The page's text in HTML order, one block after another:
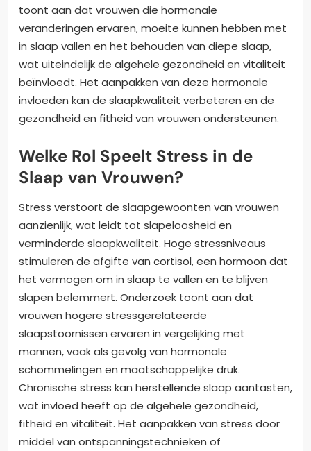
toont aan dat vrouwen die hormonale
veranderingen ervaren, moeite kunnen hebben met
in slaap vallen en het behouden van diepe slaap,
wat uiteindelijk de algehele gezondheid en vitaliteit
beïnvloedt. Het aanpakken van deze hormonale
invloeden kan de slaapkwaliteit verbeteren en de
gezondheid en fitheid van vrouwen ondersteunen.
Welke Rol Speelt Stress in de
Slaap van Vrouwen?
Stress verstoort de slaapgewoonten van vrouwen
aanzienlijk, wat leidt tot slapeloosheid en
verminderde slaapkwaliteit. Hoge stressniveaus
stimuleren de afgifte van cortisol, een hormoon dat
het vermogen om in slaap te vallen en te blijven
slapen belemmert. Onderzoek toont aan dat
vrouwen hogere stressgerelateerde
slaapstoornissen ervaren in vergelijking met
mannen, vaak als gevolg van hormonale
schommelingen en maatschappelijke druk.
Chronische stress kan herstellende slaap aantasten,
wat invloed heeft op de algehele gezondheid,
fitheid en vitaliteit. Het aanpakken van stress door
middel van ontspanningstechnieken of